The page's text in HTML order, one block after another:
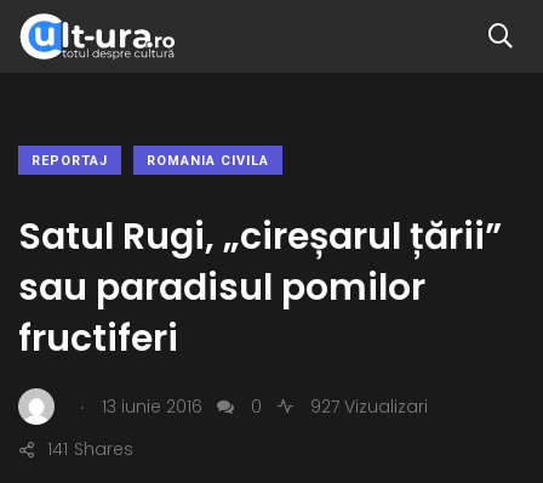
REPORTAJ ROMANIA CIVILA
Satul Rugi, „cireșarul țării”
sau paradisul pomilor
fructiferi
. 13 iunie 2016 0
927 Vizualizari
Shares
141